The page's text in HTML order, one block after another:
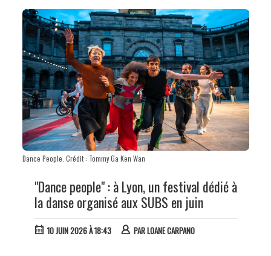
Dance People. Crédit : Tommy Ga Ken Wan
"Dance people" : à Lyon, un festival dédié à
la danse organisé aux SUBS en juin
10 JUIN 2026 À 18:43 PARLOANE CARPANO